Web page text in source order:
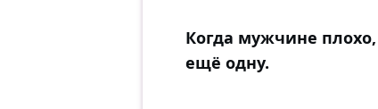
Когда мужчине
ещё одну.